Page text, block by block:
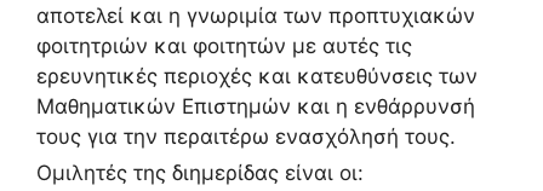
αποτελεί και η γνωριμία των προπτυχιακών
φοιτητριών και φοιτητών με αυτές τις
ερευνητικές περιοχές και κατευθύνσεις των
Μαθηματικών Επιστημών και η ενθάρρυνσή
τους για την περαιτέρω ενασχόλησή τους.
Ομιλητές της διημερίδας είναι οι: